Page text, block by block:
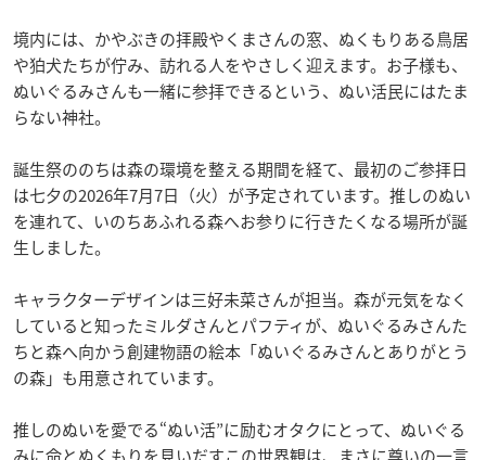
境内には、かやぶきの拝殿やくまさんの窓、ぬくもりある鳥居
や狛犬たちが佇み、訪れる人をやさしく迎えます。お子様も、
ぬいぐるみさんも一緒に参拝できるという、ぬい活民にはたま
らない神社。
誕生祭ののちは森の環境を整える期間を経て、最初のご参拝日
は七夕の2026年7月7日（火）が予定されています。推しのぬい
を連れて、いのちあふれる森へお参りに行きたくなる場所が誕
生しました。
キャラクターデザインは三好未菜さんが担当。森が元気をなく
していると知ったミルダさんとパフティが、ぬいぐるみさんた
ちと森へ向かう創建物語の絵本「ぬいぐるみさんとありがとう
の森」も用意されています。
推しのぬいを愛でる“ぬい活”に励むオタクにとって、ぬいぐる
みに命とぬくもりを見いだすこの世界観は、まさに尊いの一言